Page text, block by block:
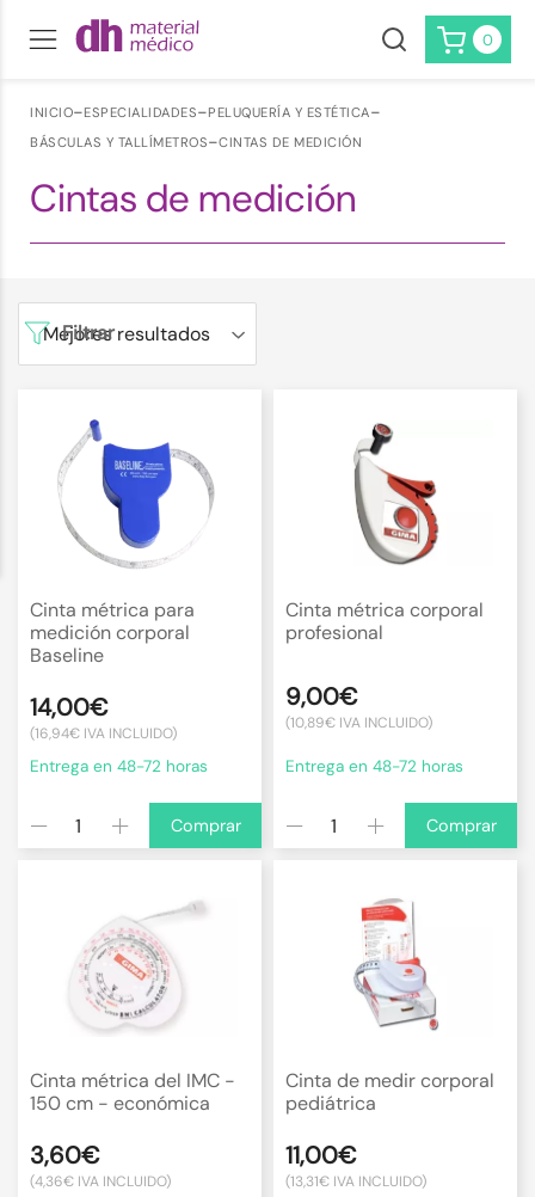
0
INICIO-ESPECIALIDADES-PELUQUERÍA Y ESTÉTICA-
BÁSCULAS Y TALLÍMETROS-CINTAS DE MEDICIÓN
Cintas de medición
Filtrar
Cinta métrica para
medición corporal
Baseline
14,00€
(16,94€ IVA INCLUIDO)
Entrega en 48-72 horas
Comprar
Cinta métrica corporal
profesional
9,00€
(10,89€ IVA INCLUIDO)
Entrega en 48-72 horas
Comprar
Cinta métrica del IMC -
150 cm - económica
3,60€
(4,36€ IVA INCLUIDO)
Cinta de medir corporal
pediátrica
11,00€
(13,31€ IVA INCLUIDO)